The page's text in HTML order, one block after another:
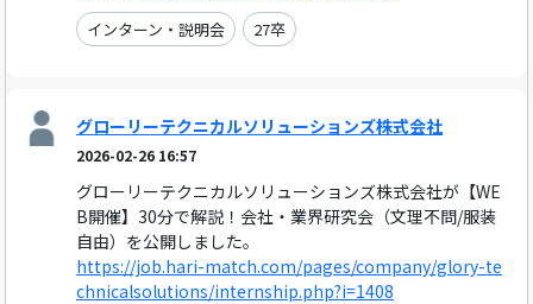
インターン・説明会 27卒
グローリーテクニカルソリューションズ株式会社
2026-02-26 16:57
グローリーテクニカルソリューションズ株式会社が【WE
B開催】30分で解説！会社・業界研究会（文理不問/服装
自由）を公開しました。
https://job.hari-match.com/pages/company/glory-te
chnicalsolutions/internship.php?i=1408